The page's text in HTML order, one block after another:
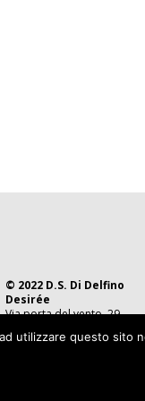
© 2022 D.S. Di Delfino
Desirée
Via porta del vento, 29
Tel. 0933 49 04 86
utilizzare questo sito